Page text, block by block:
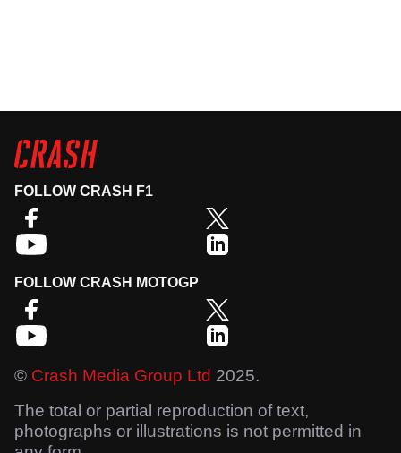
FOLLOW CRASH F1
FOLLOW CRASH MOTOGP
© Crash Media Group Ltd 2025.
The total or partial reproduction of text,
photographs or illustrations is not permitted in